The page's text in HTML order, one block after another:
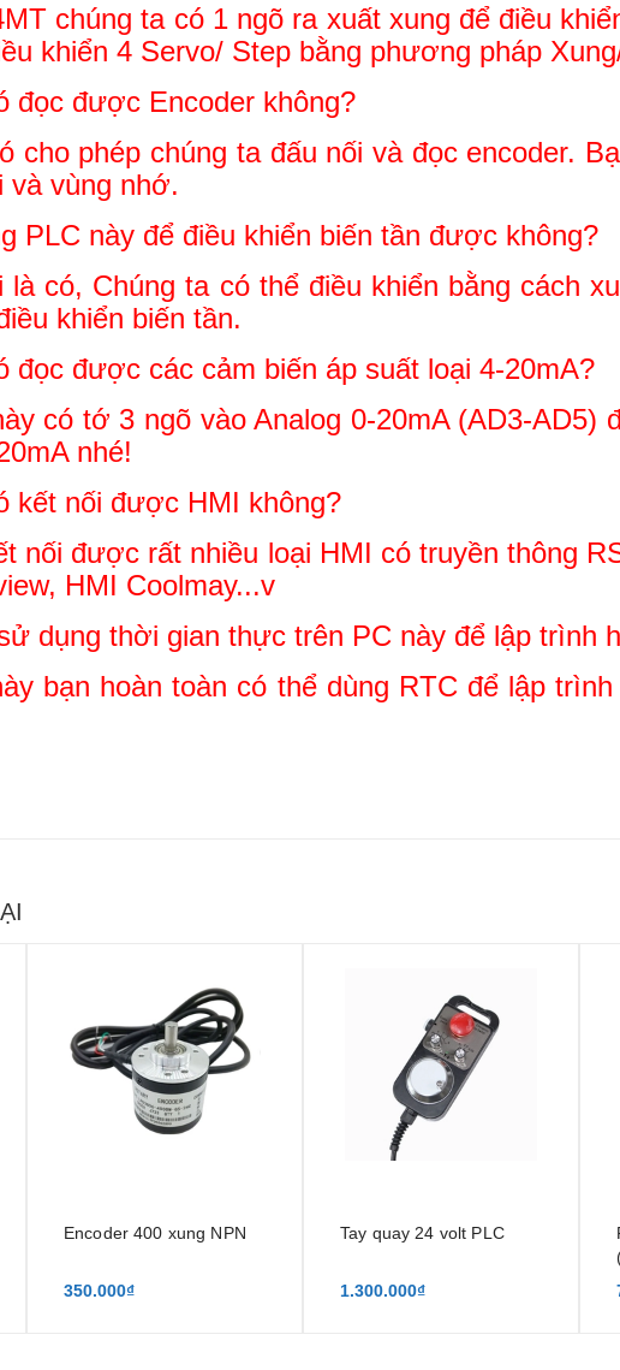
chúng ta có 1 ngõ ra xuất xung để điều
khiển 4 Servo/ Step bằng phương pháp
đọc được Encoder không?
phép chúng ta đấu nối và đọc encoder.
và vùng nhớ.
PLC này để điều khiển biến tần được không?
có, Chúng ta có thể điều khiển bằng cách
khiển biến tần.
đọc được các cảm biến áp suất loại 4-20mA?
có tớ 3 ngõ vào Analog 0-20mA (AD3-AD5)
nhé!
kết nối được HMI không?
được rất nhiều loại HMI có truyền thông
HMI Coolmay...v
dụng thời gian thực trên PC này để lập trình
bạn hoàn toàn có thể dùng RTC để lập
Encoder 400 xung NPN
350.000₫
Tay quay 24 volt PLC
1.300.000₫